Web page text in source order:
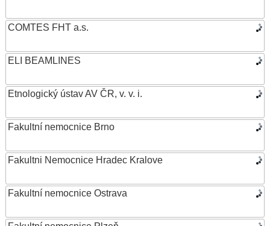
COMTES FHT a.s.
ELI BEAMLINES
Etnologický ústav AV ČR, v. v. i.
Fakultní nemocnice Brno
Fakultni Nemocnice Hradec Kralove
Fakultní nemocnice Ostrava